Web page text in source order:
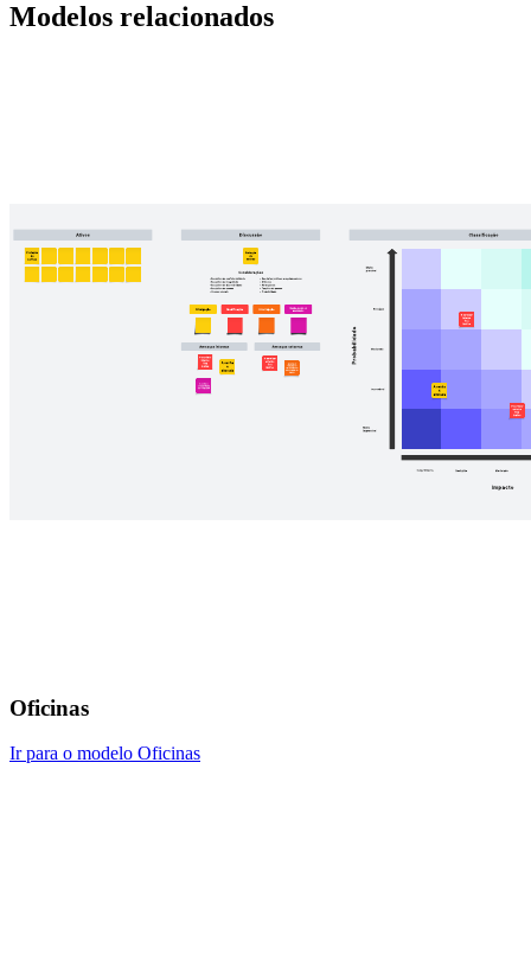
Modelos relacionados
Oficinas
Ir para o modelo Oficinas